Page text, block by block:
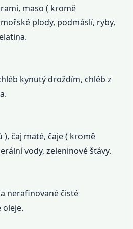
maso ( kromě
plody, podmáslí, ryby,
kynutý droždím, chléb z
), čaj maté, čaje ( kromě
vody, zeleninové šťávy.
nerafinované čisté